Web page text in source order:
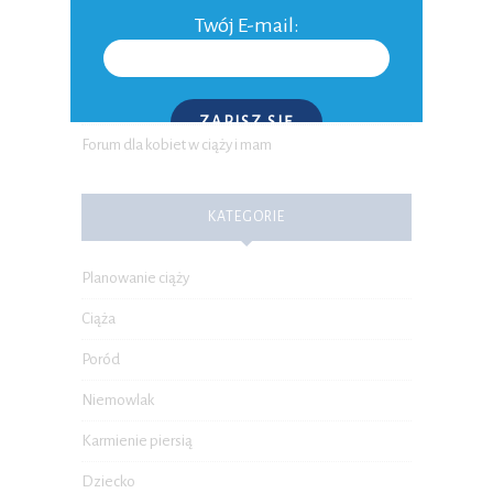
POLECANE ARTYKUŁY
Ciąża tydzień po tygodniu
Forum dla kobiet w ciąży i mam
KATEGORIE
Planowanie ciąży
Ciąża
Poród
Niemowlak
Karmienie piersią
Dziecko
Twój E-mail:
ZAPISZ SIĘ